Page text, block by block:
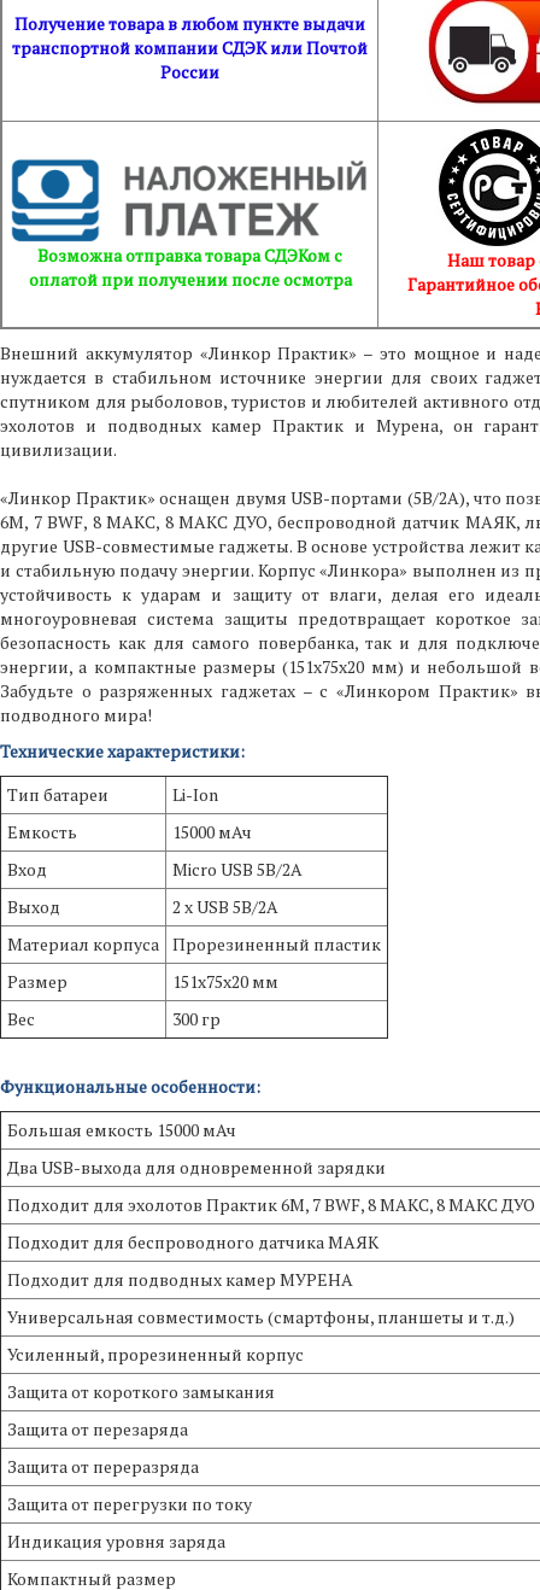
Получение товара в любом пункте выдачи
транспортной компании СДЭК или Почтой
России
Возможна отправка товара СДЭКом с
оплатой при получении после осмотра
Наш товар
Гарантийное
Внешний аккумулятор «Линкор Практик» – это мощное и
нуждается в стабильном источнике энергии для своих
спутником для рыболовов, туристов и любителей активного
эхолотов и подводных камер Практик и Мурена, он
цивилизации.
«Линкор Практик» оснащен двумя USB-портами (5В/2А), что
6М, 7 BWF, 8 МАКС, 8 МАКС ДУО, беспроводной датчик
другие USB-совместимые гаджеты. В основе устройства
и стабильную подачу энергии. Корпус «Линкора» выполнен из
устойчивость к ударам и защиту от влаги, делая его
многоуровневая система защиты предотвращает короткое
безопасность как для самого повербанка, так и для
энергии, а компактные размеры (151х75х20 мм) и небольшой
Забудьте о разряженных гаджетах – с «Линкором Практик»
подводного мира!
Технические характеристики:
Тип батареи
Li-Ion
Емкость
15000 мАч
Вход
Micro USB 5В/2А
Выход
2 х USB 5В/2А
Материал корпуса Прорезиненный пластик
Размер
151х75х20 мм
Вес
300 гр
Функциональные особенности:
Большая емкость 15000 мАч
Два USB-выхода для одновременной зарядки
Подходит для эхолотов Практик 6М, 7 BWF, 8 МАКС, 8 МАКС ДУО
Подходит для беспроводного датчика МАЯК
Подходит для подводных камер МУРЕНА
Универсальная совместимость (смартфоны, планшеты и т.д.)
Усиленный, прорезиненный корпус
Защита от короткого замыкания
Защита от перезаряда
Защита от переразряда
Защита от перегрузки по току
Индикация уровня заряда
Компактный размер